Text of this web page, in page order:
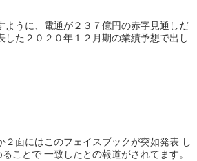
うに、電通が２３７億円の赤字見通しだ
た２０２０年１２月期の業績予想で出し
面にはこのフェイスブックが突如発表 し
ことで 一致したとの報道がされてます。